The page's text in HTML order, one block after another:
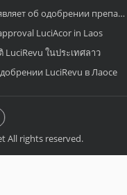
препарата LuciAcor в Лаосе.
LuciAcor in Laos
LuciRevu ในประเทศลาว
LuciRevu в Лаосе
All rights reserved.